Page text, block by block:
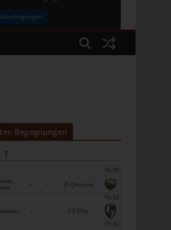
Begegnungen
1
16:30
- -
JS Omrane
16:30
- -
CS Sfax
16:30